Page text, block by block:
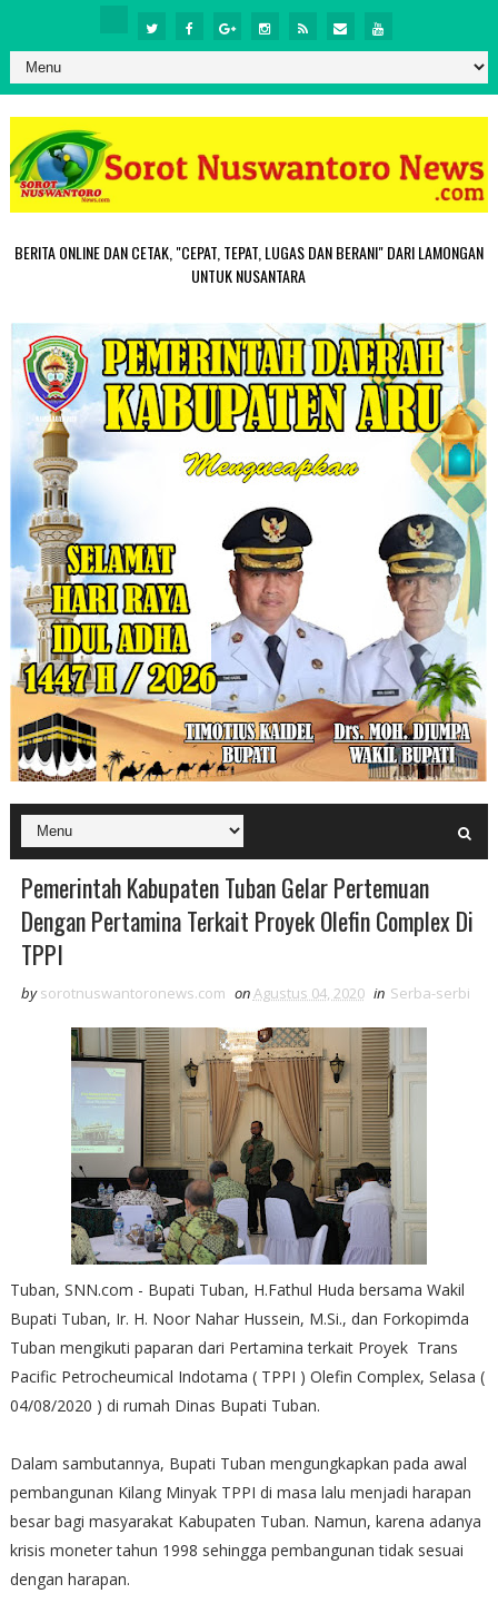
BERITA ONLINE DAN CETAK, "CEPAT, TEPAT, LUGAS DAN BERANI" DARI LAMONGAN
UNTUK NUSANTARA
Pemerintah Kabupaten Tuban Gelar Pertemuan
Dengan Pertamina Terkait Proyek Olefin Complex Di
TPPI
by sorotnuswantoronews.com onAgustus 04, 2020 in Serba-serbi
Tuban, SNN.com - Bupati Tuban, H.Fathul Huda bersama Wakil
Bupati Tuban, Ir. H. Noor Nahar Hussein, M.Si., dan Forkopimda
Tuban mengikuti paparan dari Pertamina terkait Proyek Trans
Pacific Petrocheumical Indotama ( TPPI ) Olefin Complex, Selasa (
04/08/2020 ) di rumah Dinas Bupati Tuban.
Dalam sambutannya, Bupati Tuban mengungkapkan pada awal
pembangunan Kilang Minyak TPPI di masa lalu menjadi harapan
besar bagi masyarakat Kabupaten Tuban. Namun, karena adanya
krisis moneter tahun 1998 sehingga pembangunan tidak sesuai
dengan harapan.